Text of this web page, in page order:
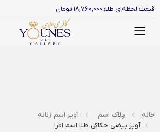
قیمت لحظه‌ای طلا: 18,760,000 تومان
خانه پلاک اسم
آویز اسم زنانه
آویز بیضی حکاکی طلا اسم افرا